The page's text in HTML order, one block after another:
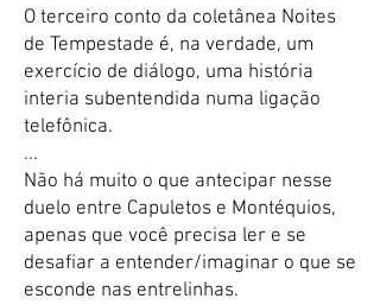
O terceiro conto da coletânea Noites
de Tempestade é, na verdade, um
exercício de diálogo, uma história
interia subentendida numa ligação
telefônica.
...
Não há muito o que antecipar nesse
duelo entre Capuletos e Montéquios,
apenas que você precisa ler e se
desafiar a entender/imaginar o que se
esconde nas entrelinhas.